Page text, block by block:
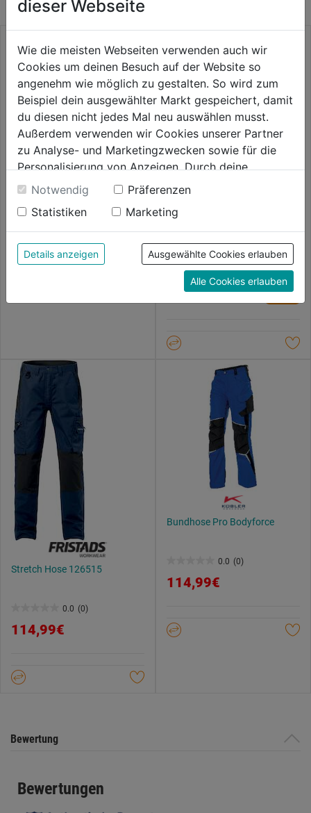
Bundhose Service Stretch
0.0
von
109,99€
Handwerker Stretch-
Arbeitshose schwarz
109,99€
Stretch Hose 126515
0.0 (0)
von
114,99€
Bundhose Pro Bodyforce
0.0 (0)
von
114,99€
Bewertung
dieser Webseite
Wie die meisten Webseiten verwenden auch wir
Cookies um deinen Besuch auf der Website so
angenehm wie möglich zu gestalten. So wird zum
Beispiel dein ausgewählter Markt gespeichert, damit
du diesen nicht jedes Mal neu auswählen musst.
Außerdem verwenden wir Cookies unserer Partner
zu Analyse- und Marketingzwecken sowie für die
Personalisierung von Anzeigen. Durch deine
Einwilligung werden die Daten von Drittanbieter,
unter anderem auch in den USA, verarbeitet.
Durch Klick auf "Alle Cookies erlauben" stimmst du
der Verwendung aller Cookies zu. Unter "Details
anzeigen" findest du alle Infos zu den
unterschiedlichen Cookies, unter "Cookies
Konfigurieren" kannst du auswählen, welche Cookies
du zulassen möchtest und welche nicht.
Notwendig
Präferenzen
Statistiken
Marketing
Details anzeigen Ausgewählte Cookies erlauben
Alle Cookies erlauben